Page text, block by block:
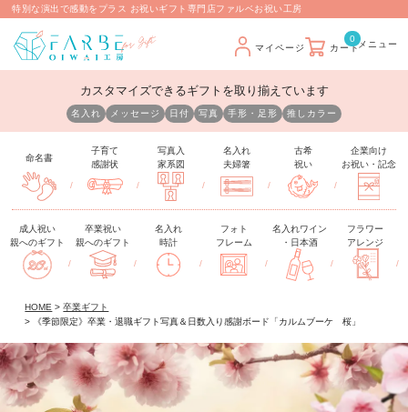
特別な演出で感動をプラス お祝いギフト専門店ファルベお祝い工房
マイページ
0
カート
カスタマイズできるギフトを取り揃えています
名入れ メッセージ 日付 写真 手形・足形 推しカラー
命名書
/
子育て
感謝状
/
写真入
家系図
/
名入れ
夫婦箸
/
古希
祝い
/
企業向け
お祝い・記念
成人祝い
親へのギフト
/
卒業祝い
親へのギフト
/
名入れ
時計
/
フォト
フレーム
/
名入れワイン
・日本酒
/
フラワー
アレンジ
/
HOME
卒業ギフト
《季節限定》卒業・退職ギフト写真＆日数入り感謝ボード「カルムブーケ 桜」